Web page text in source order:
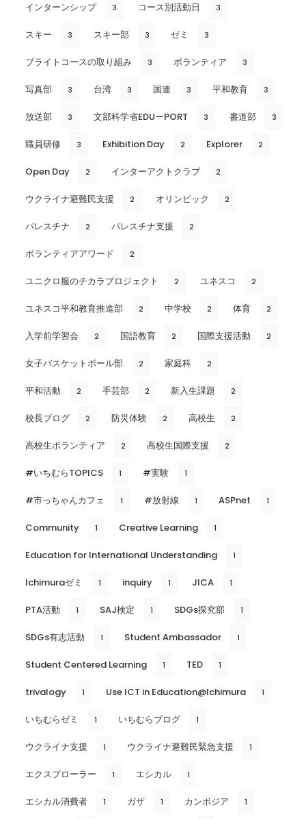
インターンシップ 3 コース別活動日 3
スキー 3 スキー部 3 ゼミ 3
ブライトコースの取り組み 3 ボランティア 3
写真部 3 台湾 3 国連 3 平和教育 3
放送部 3 文部科学省EDUーPORT 3 書道部 3
職員研修 3 Exhibition Day 2 Explorer 2
Open Day 2 インターアクトクラブ 2
ウクライナ避難民支援 2 オリンピック 2
パレスチナ 2 パレスチナ支援 2
ボランティアアワード 2
ユニクロ服のチカラプロジェクト 2 ユネスコ 2
ユネスコ平和教育推進部 2 中学校 2 体育 2
入学前学習会 2 国語教育 2 国際支援活動 2
女子バスケットボール部 2 家庭科 2
平和活動 2 手芸部 2 新入生課題 2
校長ブログ 2 防災体験 2 高校生 2
高校生ボランティア 2 高校生国際支援 2
#いちむらTOPICS 1 #実験 1
#市っちゃんカフェ 1 #放射線 1 ASPnet 1
Community 1 Creative Learning 1
Education for International Understanding 1
Ichimuraゼミ 1 inquiry 1 JICA 1
PTA活動 1 SAJ検定 1 SDGs探究部 1
SDGs有志活動 1 Student Ambassador 1
Student Centered Learning 1 TED 1
trivalogy 1 Use ICT in Education@Ichimura 1
いちむらゼミ 1 いちむらブログ 1
ウクライナ支援 1 ウクライナ避難民緊急支援 1
エクスプローラー 1 エシカル 1
エシカル消費者 1 ガザ 1 カンボジア 1